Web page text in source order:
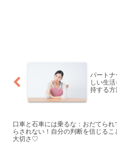
パート
しい生
持する方
口車と石車には乗るな：おだてられ
らされない！自分の判断を信じるこ
大切さ♡